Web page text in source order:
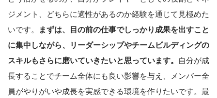
ジメント、どちらに適性があるのか経験を通じて見極めた
いです。
まずは、目の前の仕事でしっかり成果を出すこと
に集中しながら、リーダーシップやチームビルディングの
スキルもさらに磨いていきたいと思っています。 自分が成
長することでチーム全体にも良い影響を与え、メンバー全
員がやりがいや成長を実感できる環境を作りたいです。最